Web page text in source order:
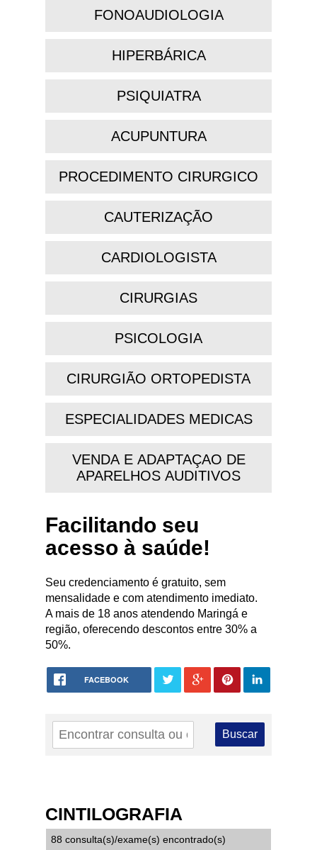
FONOAUDIOLOGIA
HIPERBÁRICA
PSIQUIATRA
ACUPUNTURA
PROCEDIMENTO CIRURGICO
CAUTERIZAÇÃO
CARDIOLOGISTA
CIRURGIAS
PSICOLOGIA
CIRURGIÃO ORTOPEDISTA
ESPECIALIDADES MEDICAS
VENDA E ADAPTAÇAO DE
APARELHOS AUDITIVOS
Facilitando seu
acesso à saúde!
Seu credenciamento é gratuito, sem
mensalidade e com atendimento imediato.
A mais de 18 anos atendendo Maringá e
região, oferecendo descontos entre 30% a
50%.
FACEBOOK
CINTILOGRAFIA
88 consulta(s)/exame(s) encontrado(s)